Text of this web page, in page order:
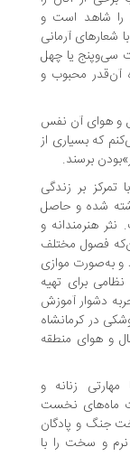
است و
آرمانی
یا چهل
محبوب و
آن نفس
از
بر زندگی
و حاصل
و
مختلف
موازی
تهیه
آموزش
كرمانشاه
منطقه
زنانه و
نخست
و پادگان
را با